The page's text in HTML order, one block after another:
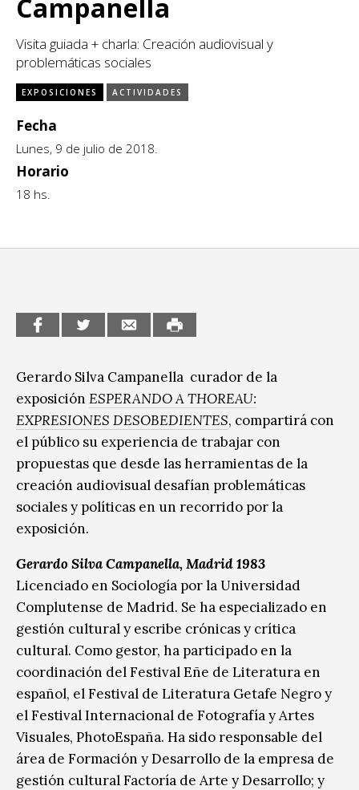
CCE en el interior/libros
Espacio itinerante de lectura infantil
Formación
Infantil y Juvenil
Letras
Música
Campanella
Visita guiada + charla: Creación audiovisual y
problemáticas sociales
EXPOSICIONES ACTIVIDADES
Fecha
Lunes, 9 de julio de 2018.
Horario
18 hs.
Gerardo Silva Campanella curador de la
exposición ESPERANDO A THOREAU:
EXPRESIONES DESOBEDIENTES, compartirá con
el público su experiencia de trabajar con
propuestas que desde las herramientas de la
creación audiovisual desafían problemáticas
sociales y políticas en un recorrido por la
exposición.
Gerardo Silva Campanella, Madrid 1983
Licenciado en Sociología por la Universidad
Complutense de Madrid. Se ha especializado en
gestión cultural y escribe crónicas y crítica
cultural. Como gestor, ha participado en la
coordinación del Festival Eñe de Literatura en
español, el Festival de Literatura Getafe Negro y
el Festival Internacional de Fotografía y Artes
Visuales, PhotoEspaña. Ha sido responsable del
área de Formación y Desarrollo de la empresa de
gestión cultural Factoría de Arte y Desarrollo; y